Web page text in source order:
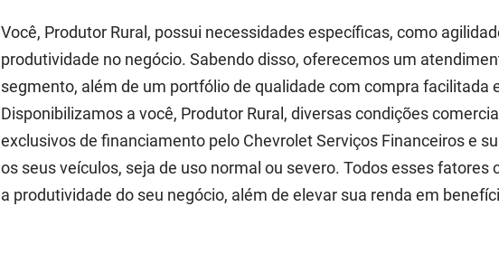
Você, Produtor Rural, possui necessidades específicas, como
produtividade no negócio. Sabendo disso, oferecemos um
segmento, além de um portfólio de qualidade com compra facilitada
Disponibilizamos a você, Produtor Rural, diversas condições
exclusivos de financiamento pelo Chevrolet Serviços Financeiros e
os seus veículos, seja de uso normal ou severo. Todos esses
a produtividade do seu negócio, além de elevar sua renda em